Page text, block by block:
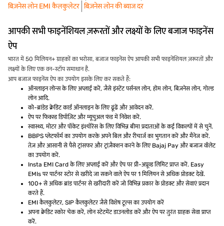
बिज़नेस लोन EMI कैलकुलेटर बिज़नेस लोन की ब्याज दर
आपकी सभी फाइनेंशियल ज़रूरतों और लक्ष्यों के लिए बजाज फाइनेंस
ऐप
भारत में 50 मिलियन+ ग्राहकों का भरोसा, बजाज फाइनेंस ऐप आपकी सभी फाइनेंशियल ज़रूरतों और
लक्ष्यों के लिए एक वन-स्टॉप समाधान है.
आप बजाज फाइनेंस ऐप का उपयोग इसके लिए कर सकते हैं:
ऑनलाइन लोन्स के लिए अप्लाई करें, जैसे इंस्टेंट पर्सनल लोन, होम लोन, बिज़नेस लोन, गोल्ड
लोन आदि.
को-ब्रांडेड क्रेडिट कार्ड ऑनलाइन के लिए ढूंढें और आवेदन करें.
ऐप पर फिक्स्ड डिपॉज़िट और म्यूचुअल फंड में निवेश करें.
स्वास्थ्य, मोटर और पॉकेट इंश्योरेंस के लिए विभिन्न बीमा प्रदाताओं के कई विकल्पों में से चुनें.
BBPS प्लेटफॉर्म का उपयोग करके अपने बिल और रीचार्ज का भुगतान करें और मैनेज करें.
तेज़ और आसानी से पैसे ट्रांसफर और ट्रांज़ैक्शन करने के लिए Bajaj Pay और बजाज वॉलेट
का उपयोग करें.
Insta EMI Card के लिए अप्लाई करें और ऐप पर प्री-अप्रूव्ड लिमिट प्राप्त करें. Easy
EMIs पर पार्टनर स्टोर से खरीदे जा सकने वाले ऐप पर 1 मिलियन से अधिक प्रोडक्ट देखें.
100+ से अधिक ब्रांड पार्टनर से खरीदारी करें जो विभिन्न प्रकार के प्रोडक्ट और सेवाएं प्रदान
करते हैं.
EMI कैलकुलेटर, SIP कैलकुलेटर जैसे विशेष टूल्स का उपयोग करें
अपना क्रेडिट स्कोर चेक करें, लोन स्टेटमेंट डाउनलोड करें और ऐप पर तुरंत ग्राहक सेवा प्राप्त
करें.